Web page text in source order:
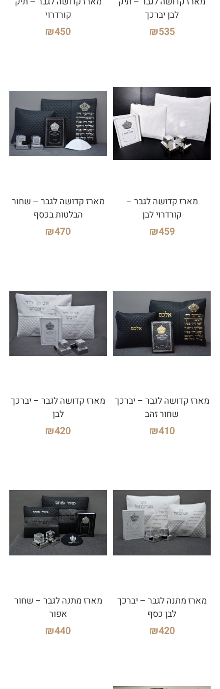
לבן יברכך
₪535
קורדרוי
₪450
מארז קדושה לגבר –
קורדרוי לבן
₪459
מארז קדושה לגבר – שחור
הבלטות בכסף
₪470
מארז קדושה לגבר – יברכך
שחור זהב
₪410
מארז קדושה לגבר – יברכך
לבן
₪420
מארז מתנה לגבר – יברכך
לבן כסף
₪420
מארז מתנה לגבר – שחור
אפור
₪440